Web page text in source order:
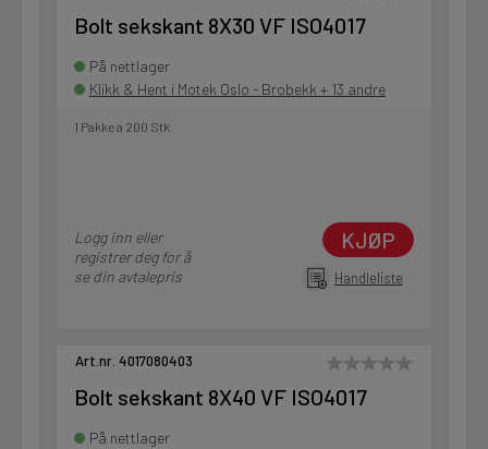
Bolt sekskant 8X30 VF ISO4017
På nettlager
Klikk & Hent i Motek Oslo - Brobekk + 13 andre
1 Pakke a 200 Stk
Logg inn eller
registrer deg for å
se din avtalepris
KJØP
Handleliste
Art.nr. 4017080403
Bolt sekskant 8X40 VF ISO4017
På nettlager